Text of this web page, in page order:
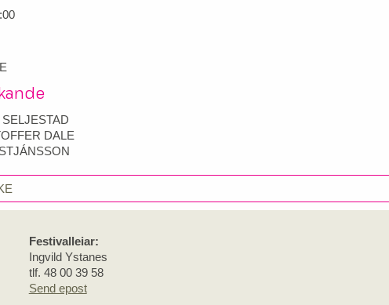
DALE
Festivalleiar:
Ingvild Ystanes
tlf. 48 00 39 58
Send epost